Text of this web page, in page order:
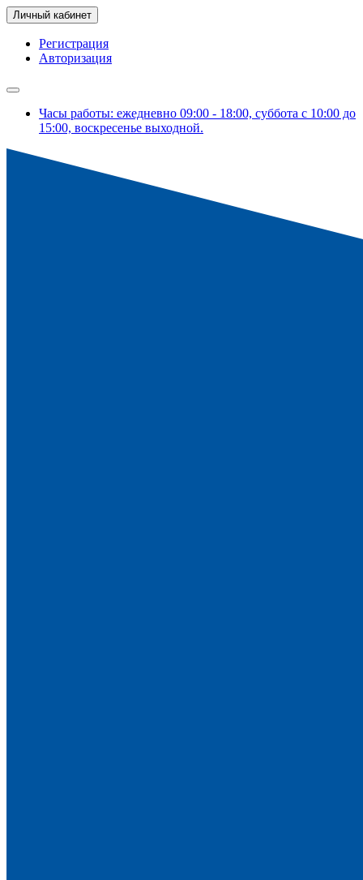
Личный кабинет
Регистрация
Авторизация
Часы работы: ежедневно 09:00 - 18:00, суббота с 10:00 до
15:00, воскресенье выходной.